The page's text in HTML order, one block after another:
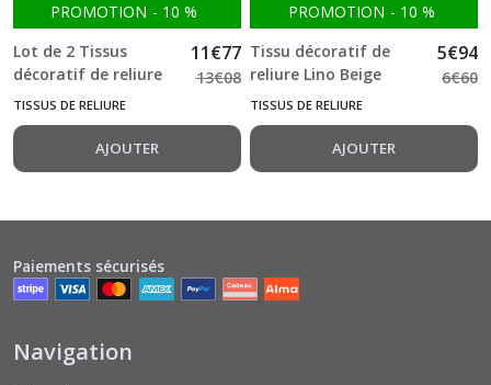
PROMOTION - 10 %
Lot de 2 Tissus
décoratif de reliure
Lino Rosa Rustic
11€77
13€08
TISSUS DE RELIURE
AJOUTER
PROMOTION - 10 %
Tissu décoratif de
reliure Lino Beige
50*50 cm
5€94
6€60
TISSUS DE RELIURE
AJOUTER
Paiements sécurisés
Navigation